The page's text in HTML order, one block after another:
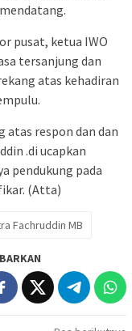
pusat, ketua IWO
tersanjung dan
atas kehadiran
respon dan dan
.di ucapkan
pendukung pada
(Atta)
Fachruddin MB